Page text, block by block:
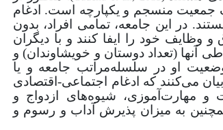
جمعیت منسجم و یکپارچه است. ادغام
در این جامعه، تمامی افراد، بدون
وظایف خود را ایفا کنند و با دیگران
آنها (تعداد دوستان و خویشاوندان) و
او در سلسله‌مراتب جامعه و یا
بلاو و همکاران (2011) بیان می‌کنند که ادغام اجتماعی-اقتصادی
و مهارت‌آموزی، شیوه‌های ازدواج و
به میزان پذیرش آداب و رسوم و